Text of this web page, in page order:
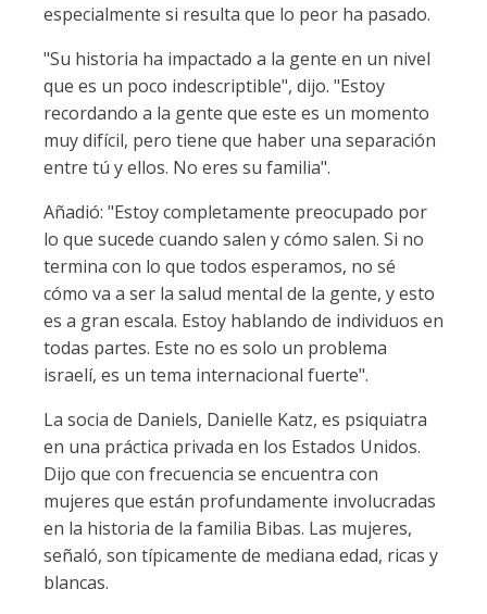
especialmente si resulta que lo peor ha pasado.
"Su historia ha impactado a la gente en un nivel
que es un poco indescriptible", dijo. "Estoy
recordando a la gente que este es un momento
muy difícil, pero tiene que haber una separación
entre tú y ellos. No eres su familia".
Añadió: "Estoy completamente preocupado por
lo que sucede cuando salen y cómo salen. Si no
termina con lo que todos esperamos, no sé
cómo va a ser la salud mental de la gente, y esto
es a gran escala. Estoy hablando de individuos en
todas partes. Este no es solo un problema
israelí, es un tema internacional fuerte".
La socia de Daniels, Danielle Katz, es psiquiatra
en una práctica privada en los Estados Unidos.
Dijo que con frecuencia se encuentra con
mujeres que están profundamente involucradas
en la historia de la familia Bibas. Las mujeres,
señaló, son típicamente de mediana edad, ricas y
blancas.